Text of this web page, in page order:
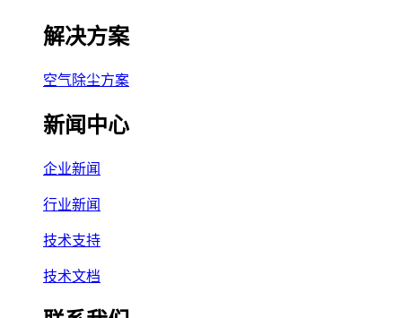
解决方案
空气除尘方案
新闻中心
企业新闻
行业新闻
技术支持
技术文档